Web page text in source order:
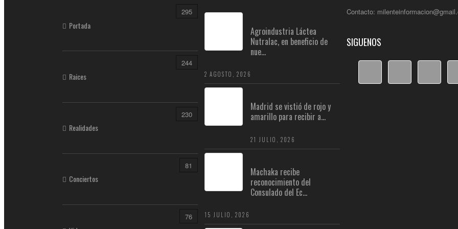
Portada
295
Raices
244
Realidades
230
Conciertos
81
76
Agroindustria Láctea
Nutralac, en beneficio de
nue...
2 AGOSTO, 2026
Madrid se vistió de rojo y
amarillo para recibir a...
21 JULIO, 2026
Machaka recibe
reconocimiento del
Consulado del Ec...
15 JULIO, 2026
Contacto:
SIGUENOS